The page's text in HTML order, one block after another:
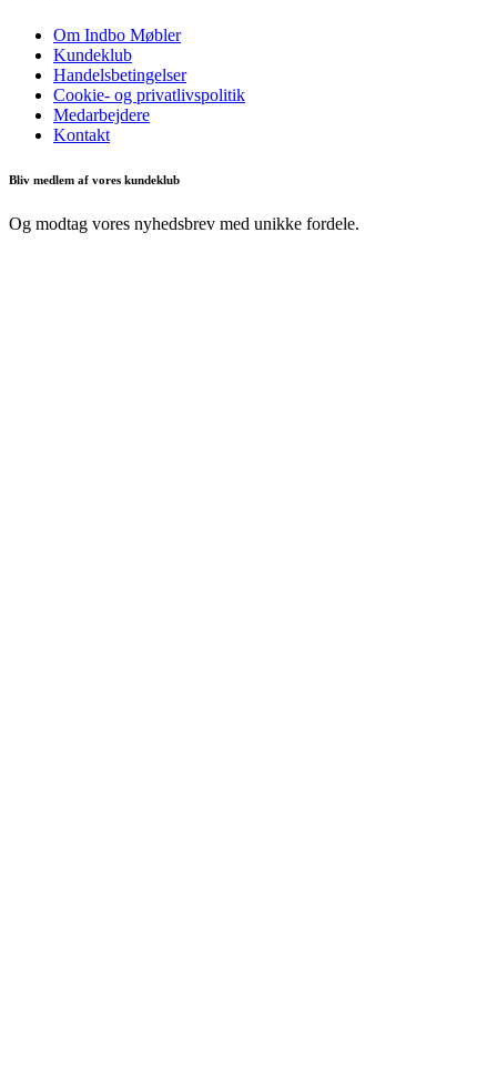
Om Indbo Møbler
Kundeklub
Handelsbetingelser
Cookie- og privatlivspolitik
Medarbejdere
Kontakt
Bliv medlem af vores kundeklub
Og modtag vores nyhedsbrev med unikke fordele.